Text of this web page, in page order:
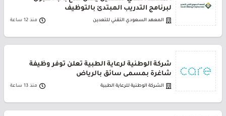
لبرنامج التدريب المبتدئ بالتوظيف
المعهد السعودي التقني للتعدين منذ 12 ساعة
شركة الوطنية لرعاية الطبية تعلن توفر وظيفة
شاغرة بمسمى سائق بالرياض
الشركة الوطنية للرعاية الطبية منذ 13 ساعة